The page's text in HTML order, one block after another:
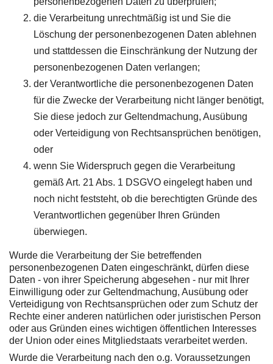
die Verarbeitung unrechtmäßig ist und Sie die
Löschung der personenbezogenen Daten ablehnen
und stattdessen die Einschränkung der Nutzung der
personenbezogenen Daten verlangen;
der Verantwortliche die personenbezogenen Daten
für die Zwecke der Verarbeitung nicht länger benötigt,
Sie diese jedoch zur Geltendmachung, Ausübung
oder Verteidigung von Rechtsansprüchen benötigen,
oder
wenn Sie Widerspruch gegen die Verarbeitung
gemäß Art. 21 Abs. 1 DSGVO eingelegt haben und
noch nicht feststeht, ob die berechtigten Gründe des
Verantwortlichen gegenüber Ihren Gründen
überwiegen.
Wurde die Verarbeitung der Sie betreffenden
personenbezogenen Daten eingeschränkt, dürfen diese
Daten - von ihrer Speicherung abgesehen - nur mit Ihrer
Einwilligung oder zur Geltendmachung, Ausübung oder
Verteidigung von Rechtsansprüchen oder zum Schutz der
Rechte einer anderen natürlichen oder juristischen Person
oder aus Gründen eines wichtigen öffentlichen Interesses
der Union oder eines Mitgliedstaats verarbeitet werden.
Wurde die Verarbeitung nach den o.g. Voraussetzungen